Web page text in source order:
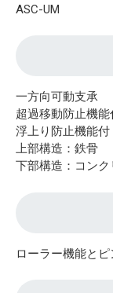
ASC-UM
一方向可動支承
超過移動防止機能
浮上り防止機能付
上部構造：鉄骨
下部構造：コンク
ローラー機能とピ